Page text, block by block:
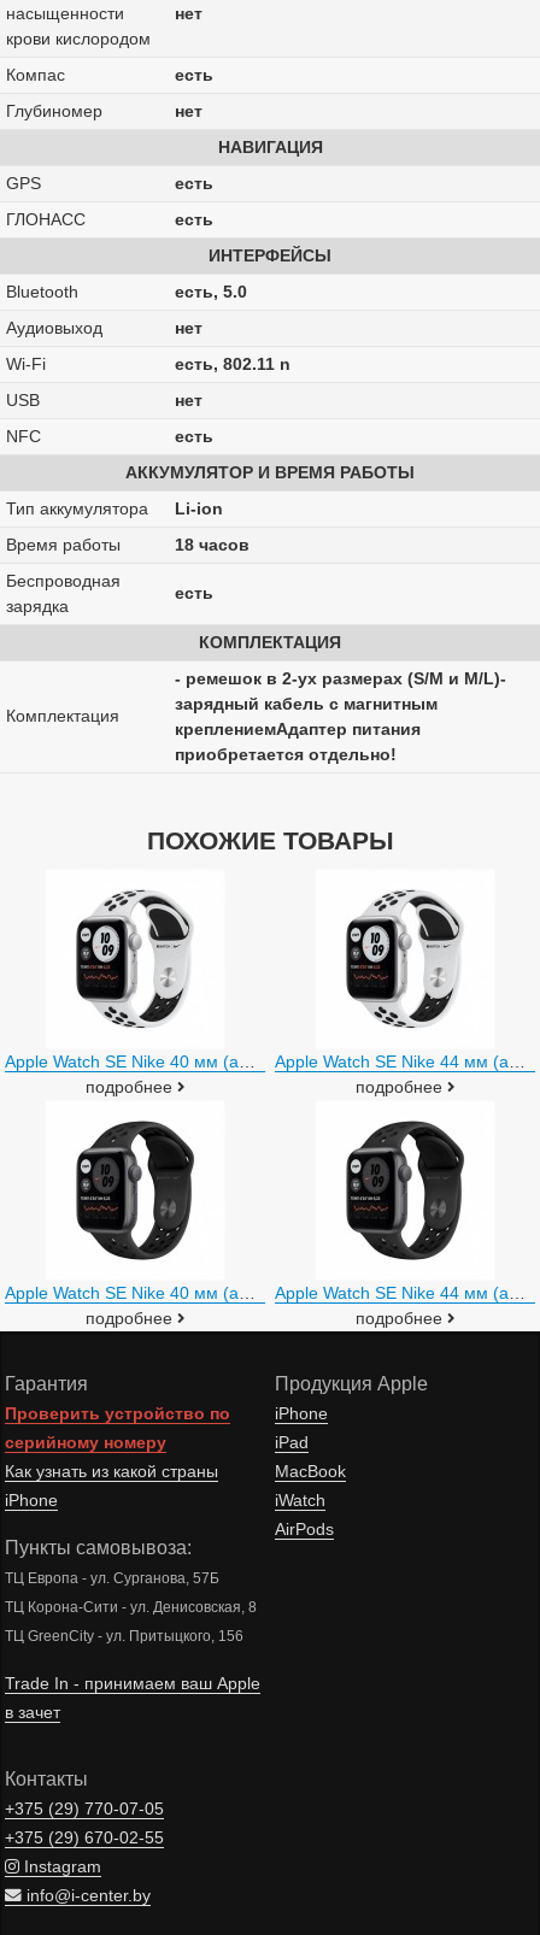
насыщенности
крови кислородом
нет
Компас
есть
Глубиномер
нет
НАВИГАЦИЯ
GPS
есть
ГЛОНАСС
есть
ИНТЕРФЕЙСЫ
Bluetooth
есть, 5.0
Аудиовыход
нет
Wi-Fi
есть, 802.11 n
USB
нет
NFC
есть
АККУМУЛЯТОР И ВРЕМЯ РАБОТЫ
Тип аккумулятора
Li-ion
Время работы
18 часов
Беспроводная
зарядка
есть
КОМПЛЕКТАЦИЯ
Комплектация
- ремешок в 2-ух размерах (S/M и M/L)-
зарядный кабель с магнитным
креплениемАдаптер питания
приобретается отдельно!
ПОХОЖИЕ ТОВАРЫ
Apple Watch SE Nike 40 мм (алюминий серебристый/чистая платина)
подробнее
Apple Watch SE Nike 44 мм (алюминий серебристый/чистая платина)
подробнее
Apple Watch SE Nike 40 мм (алюминий черный космос/антрацит)
подробнее
Apple Watch SE Nike 44 мм (алюминий черный космос/антрацит)
подробнее
Гарантия
Проверить устройство по
серийному номеру
Как узнать из какой страны
iPhone
Пункты самовывоза:
ТЦ Европа - ул. Сурганова, 57Б
ТЦ Корона-Сити - ул. Денисовская, 8
ТЦ GreenCity - ул. Притыцкого, 156
Trade In - принимаем ваш Apple
в зачет
Продукция Apple
iPhone
iPad
MacBook
iWatch
AirPods
Контакты
+375 (29)770-07-05
+375 (29)670-02-55
Instagram
info@i-center.by